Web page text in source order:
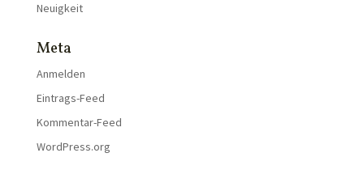
Neuigkeit
Meta
Anmelden
Eintrags-Feed
Kommentar-Feed
WordPress.org